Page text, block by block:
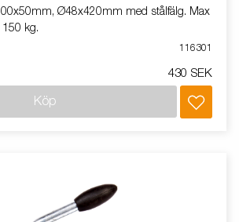
Ø48x420mm med stålfälg. Max
150 kg.
116301
430 SEK
Köp